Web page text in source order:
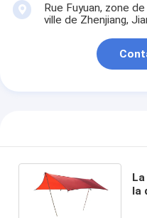
Rue Fuyuan, zone
ville de Zhenjiang,
la